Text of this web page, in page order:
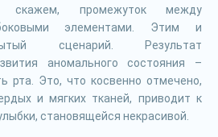
скажем, промежуток между
элементами. Этим и
сценарий. Результат
аномального состояния –
рта. Это, что косвенно отмечено,
и мягких тканей, приводит к
становящейся некрасивой.